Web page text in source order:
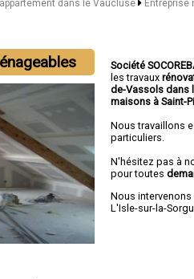
dans le Vaucluse Entreprise
Société
les travaux
de-Vassols dans
maisons à Saint-
Nous travaillons
particuliers.
N'hésitez pas à
pour toutes
Nous
L'Isle-sur-la-